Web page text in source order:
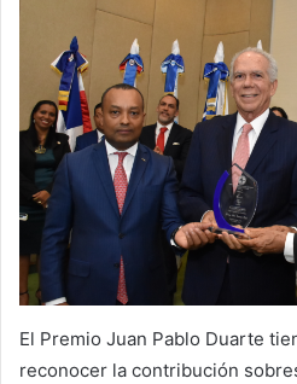
El Premio Juan Pablo Duarte
reconocer la contribución